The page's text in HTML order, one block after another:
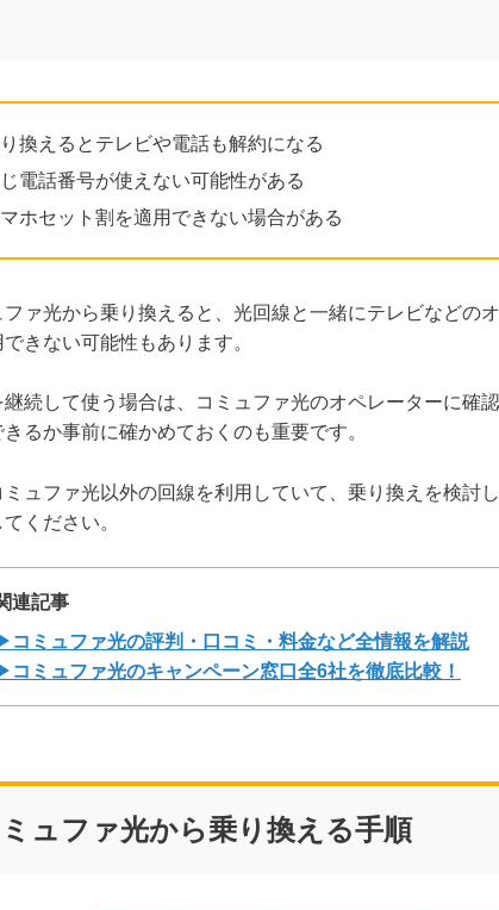
り換えるとテレビや電話も解約になる
じ電話番号が使えない可能性がある
マホセット割を適用できない場合がある
ファ光から乗り換えると、光回線と一緒にテレビなどの
きない可能性もあります。
継続して使う場合は、コミュファ光のオペレーターに確
るか事前に確かめておくのも重要です。
ミュファ光以外の回線を利用していて、乗り換えを検討
ください。
連記事
コミュファ光の評判・口コミ・料金など全情報を解説
コミュファ光のキャンペーン窓口全6社を徹底比較！
ュファ光から乗り換える手順